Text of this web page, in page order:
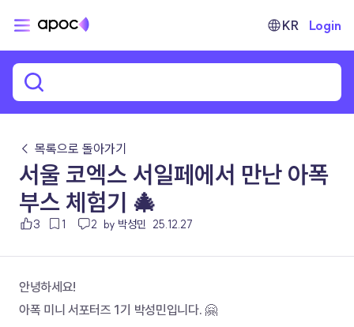
KR Login
← 목록으로 돌아가기
서울 코엑스 서일페에서 만난 아폭
부스 체험기 🎄
3 1 2 by 박성민 25.12.27
안녕하세요!
아폭 미니 서포터즈 1기 박성민입니다. 🤗